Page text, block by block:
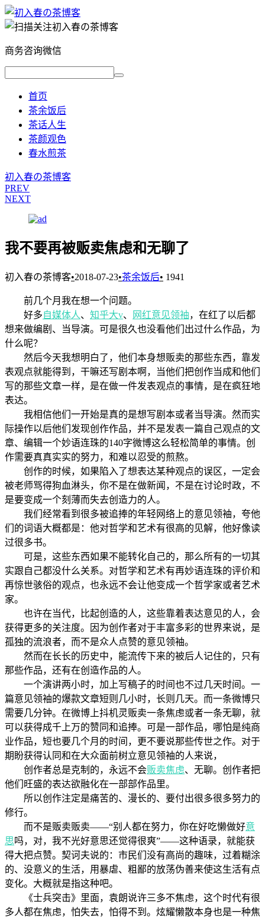
商务咨询微信
首页
茶余饭后
茶话人生
茶颜观色
春水煎茶
初入春の茶博客
PREV
NEXT
我不要再被贩卖焦虑和无聊了
初入春の茶博客•2018-07-23•茶余饭后• 1941
前几个月我在想一个问题。
好多自媒体人、 知乎大v、 网红意见领袖，在红了以后都
想来做编剧、当导演。可是很久也没看他们出过什么作品，为
什么呢？
然后今天我想明白了，他们本身想贩卖的那些东西，靠发
表观点就能得到，干嘛还写剧本啊，当他们把创作当成和他们
写的那些文章一样，是在做一件发表观点的事情，是在疯狂地
表达。
我相信他们一开始是真的是想写剧本或者当导演。然而实
际操作以后他们发现创作作品，并不是发表一篇自己观点的文
章、编辑一个妙语连珠的140字微博这么轻松简单的事情。创
作需要真真实实的努力，和难以忍受的煎熬。
创作的时候，如果陷入了想表达某种观点的误区，一定会
被老师骂得狗血淋头，你不是在做新闻，不是在讨论时政，不
是要变成一个刻薄而失去创造力的人。
我们经常看到很多被追捧的年轻网络上的意见领袖，夸他
们的词语大概都是：他对哲学和艺术有很高的见解，他好像读
过很多书。
可是，这些东西如果不能转化自己的，那么所有的一切其
实跟自己都没什么关系。对哲学和艺术有再妙语连珠的评价和
再惊世骇俗的观点，也永远不会让他变成一个哲学家或者艺术
家。
也许在当代，比起创造的人，这些靠着表达意见的人，会
获得更多的关注度。因为创作者对于丰富多彩的世界来说，是
孤独的流浪者，而不是众人点赞的意见领袖。
然而在长长的历史中，能流传下来的被后人记住的，只有
那些作品，还有在创造作品的人。
一个演讲两小时，加上写稿子的时间也不过几天时间。一
篇意见领袖的爆款文章短则几小时，长则几天。而一条微博只
需要几分钟。在微博上抖机灵贩卖一条焦虑或者一条无聊，就
可以获得成千上万的赞同和追捧。可是一部作品，哪怕是纯商
业作品，短也要几个月的时间，更不要说那些传世之作。对于
期盼获得认同和在大众面前树立意见领袖的人来说，
创作者总是克制的，永远不会贩卖焦虑、无聊。创作者把
他们旺盛的表达欲融化在一部部作品里。
所以创作注定是痛苦的、漫长的、要付出很多很多努力的
修行。
而不是贩卖贩卖——“别人都在努力，你在好吃懒做好意
思吗，对，我不光好意思还觉得很爽”——这种语录，就能获
得大把点赞。契诃夫说的：市民们没有高尚的趣味，过着糊涂
的、没意义的生活，用暴虐、粗鄙的放荡伪善来使这生活有点
变化。大概就是指这种吧。
《士兵突击》里面，袁朗说许三多不焦虑，这个时代有很
多人都在焦虑，怕失去，怕得不到。炫耀懒散本身也是一种焦